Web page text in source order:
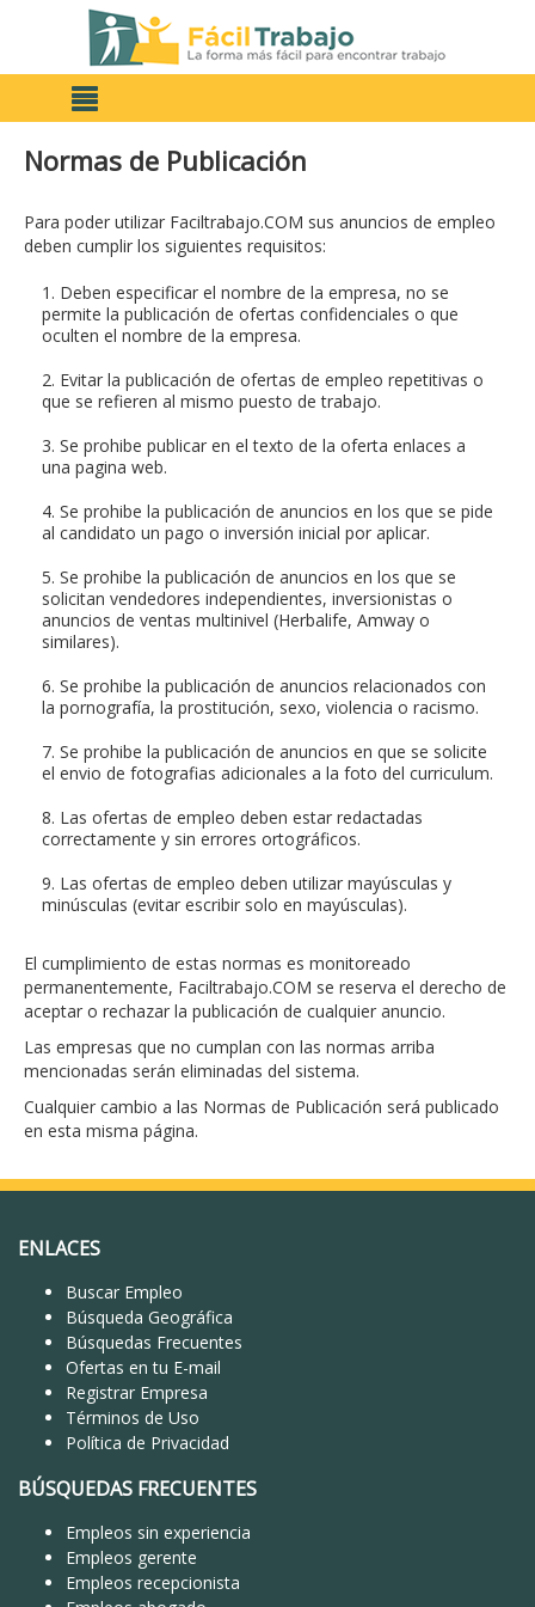
Normas de Publicación
Para poder utilizar Faciltrabajo.COM sus anuncios de empleo
deben cumplir los siguientes requisitos:
1. Deben especificar el nombre de la empresa, no se
permite la publicación de ofertas confidenciales o que
oculten el nombre de la empresa.
2. Evitar la publicación de ofertas de empleo repetitivas o
que se refieren al mismo puesto de trabajo.
3. Se prohibe publicar en el texto de la oferta enlaces a
una pagina web.
4. Se prohibe la publicación de anuncios en los que se pide
al candidato un pago o inversión inicial por aplicar.
5. Se prohibe la publicación de anuncios en los que se
solicitan vendedores independientes, inversionistas o
anuncios de ventas multinivel (Herbalife, Amway o
similares).
6. Se prohibe la publicación de anuncios relacionados con
la pornografía, la prostitución, sexo, violencia o racismo.
7. Se prohibe la publicación de anuncios en que se solicite
el envio de fotografias adicionales a la foto del curriculum.
8. Las ofertas de empleo deben estar redactadas
correctamente y sin errores ortográficos.
9. Las ofertas de empleo deben utilizar mayúsculas y
minúsculas (evitar escribir solo en mayúsculas).
El cumplimiento de estas normas es monitoreado
permanentemente, Faciltrabajo.COM se reserva el derecho de
aceptar o rechazar la publicación de cualquier anuncio.
Las empresas que no cumplan con las normas arriba
mencionadas serán eliminadas del sistema.
Cualquier cambio a las Normas de Publicación será publicado
en esta misma página.
ENLACES
Buscar Empleo
Búsqueda Geográfica
Búsquedas Frecuentes
Ofertas en tu E-mail
Registrar Empresa
Términos de Uso
Política de Privacidad
BÚSQUEDAS FRECUENTES
Empleos sin experiencia
Empleos gerente
Empleos recepcionista